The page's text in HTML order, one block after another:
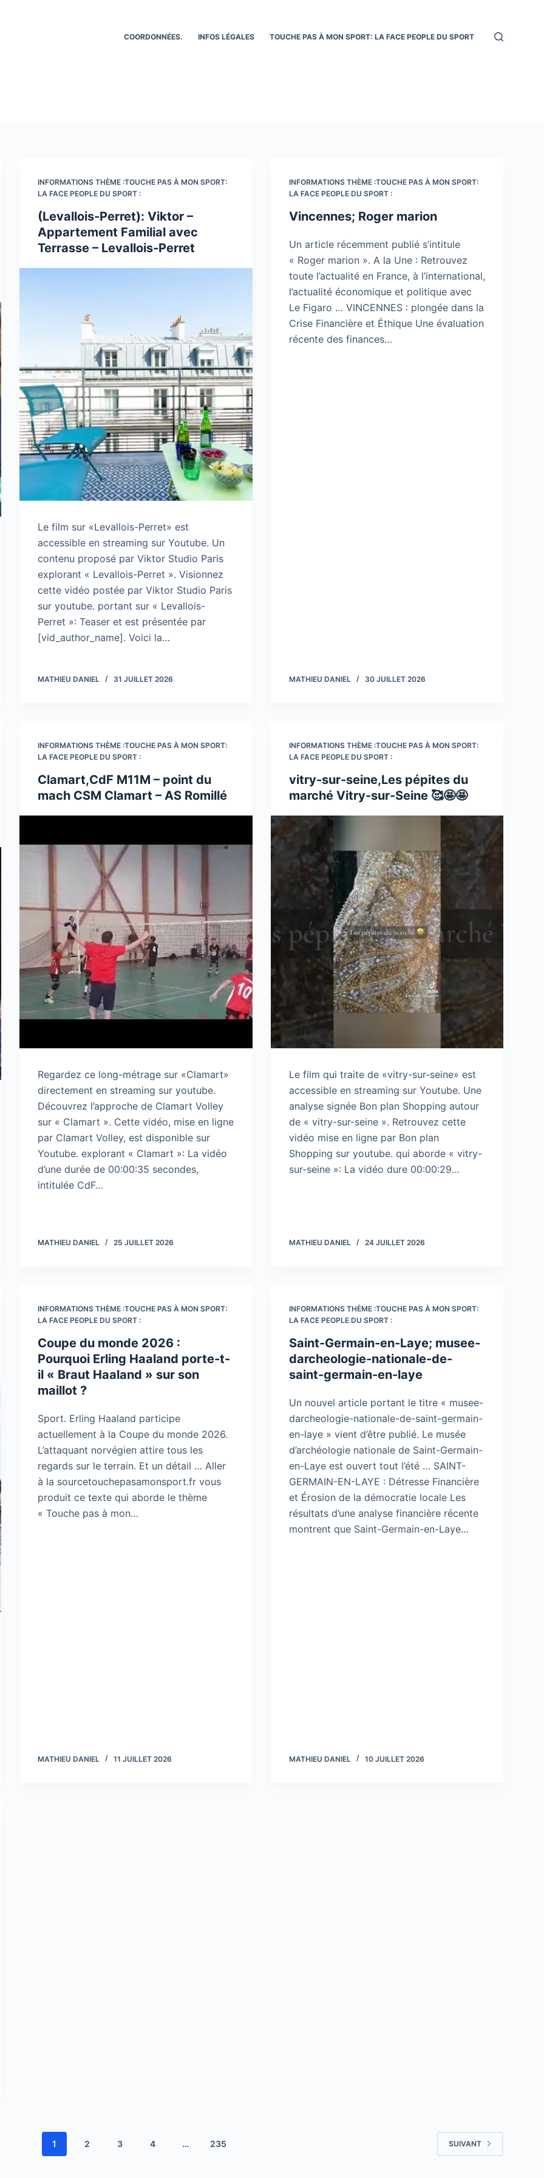
COORDONNÉES. INFOS LÉGALES TOUCHE PAS À MON SPORT: LA FACE PEOPLE DU SPORT
INFORMATIONS THÈME :TOUCHE PAS À MON SPORT:
LA FACE PEOPLE DU SPORT :
(Levallois-Perret): Viktor –
Appartement Familial avec
Terrasse – Levallois-Perret
Le film sur «Levallois-Perret» est
accessible en streaming sur Youtube. Un
contenu proposé par Viktor Studio Paris
explorant « Levallois-Perret ». Visionnez
cette vidéo postée par Viktor Studio Paris
sur youtube. portant sur « Levallois-
Perret »: Teaser et est présentée par
[vid_author_name]. Voici la…
MATHIEU DANIEL 31 JUILLET 2026
INFORMATIONS THÈME :TOUCHE PAS À MON SPORT:
LA FACE PEOPLE DU SPORT :
Vincennes; Roger marion
Un article récemment publié s’intitule
« Roger marion ». A la Une : Retrouvez
toute l’actualité en France, à l’international,
l’actualité économique et politique avec
Le Figaro … VINCENNES : plongée dans la
Crise Financière et Éthique Une évaluation
récente des finances…
MATHIEU DANIEL 30 JUILLET 2026
INFORMATIONS THÈME :TOUCHE PAS À MON SPORT:
LA FACE PEOPLE DU SPORT :
Clamart,CdF M11M – point du
mach CSM Clamart – AS Romillé
Regardez ce long-métrage sur «Clamart»
directement en streaming sur youtube.
Découvrez l’approche de Clamart Volley
sur « Clamart ». Cette vidéo, mise en ligne
par Clamart Volley, est disponible sur
Youtube. explorant « Clamart »: La vidéo
d’une durée de 00:00:35 secondes,
intitulée CdF…
MATHIEU DANIEL 25 JUILLET 2026
INFORMATIONS THÈME :TOUCHE PAS À MON SPORT:
LA FACE PEOPLE DU SPORT :
vitry-sur-seine,Les pépites du
marché Vitry-sur-Seine 🥰🤩🤩
Le film qui traite de «vitry-sur-seine» est
accessible en streaming sur Youtube. Une
analyse signée Bon plan Shopping autour
de « vitry-sur-seine ». Retrouvez cette
vidéo mise en ligne par Bon plan
Shopping sur youtube. qui aborde « vitry-
sur-seine »: La vidéo dure 00:00:29…
MATHIEU DANIEL 24 JUILLET 2026
INFORMATIONS THÈME :TOUCHE PAS À MON SPORT:
LA FACE PEOPLE DU SPORT :
Coupe du monde 2026 :
Pourquoi Erling Haaland porte-t-
il « Braut Haaland » sur son
maillot ?
Sport. Erling Haaland participe
actuellement à la Coupe du monde 2026.
L’attaquant norvégien attire tous les
regards sur le terrain. Et un détail … Aller
à la sourcetouchepasamonsport.fr vous
produit ce texte qui aborde le thème
« Touche pas à mon…
MATHIEU DANIEL 11 JUILLET 2026
INFORMATIONS THÈME :TOUCHE PAS À MON SPORT:
LA FACE PEOPLE DU SPORT :
Saint-Germain-en-Laye; musee-
darcheologie-nationale-de-
saint-germain-en-laye
Un nouvel article portant le titre « musee-
darcheologie-nationale-de-saint-germain-
en-laye » vient d’être publié. Le musée
d’archéologie nationale de Saint-Germain-
en-Laye est ouvert tout l’été … SAINT-
GERMAIN-EN-LAYE : Détresse Financière
et Érosion de la démocratie locale Les
résultats d’une analyse financière récente
montrent que Saint-Germain-en-Laye…
MATHIEU DANIEL 10 JUILLET 2026
1 2 3 4 … 235 SUIVANT